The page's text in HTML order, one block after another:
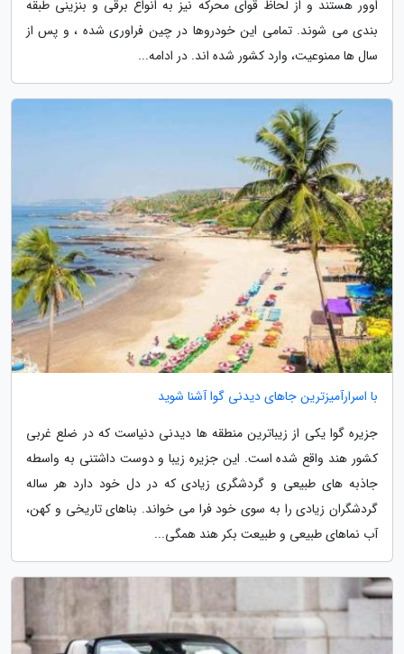
اوور هستند و از لحاظ قوای محرکه نیز به انواع برقی و بنزینی طبقه
بندی می شوند. تمامی این خودروها در چین فراوری شده ، و پس از
سال ها ممنوعیت، وارد کشور شده اند. در ادامه...
با اسرارآمیزترین جاهای دیدنی گوا آشنا شوید
جزیره گوا یکی از زیباترین منطقه ها دیدنی دنیاست که در ضلع غربی
کشور هند واقع شده است. این جزیره زیبا و دوست داشتنی به واسطه
جاذبه های طبیعی و گردشگری زیادی که در دل خود دارد هر ساله
گردشگران زیادی را به سوی خود فرا می خواند. بناهای تاریخی و کهن،
آب نماهای طبیعی و طبیعت بکر هند همگی...